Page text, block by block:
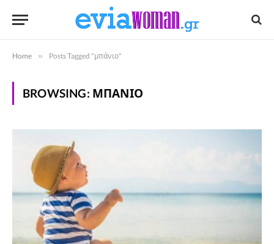
Home » Posts Tagged "μπάνιο"
BROWSING: ΜΠΆΝΙΟ